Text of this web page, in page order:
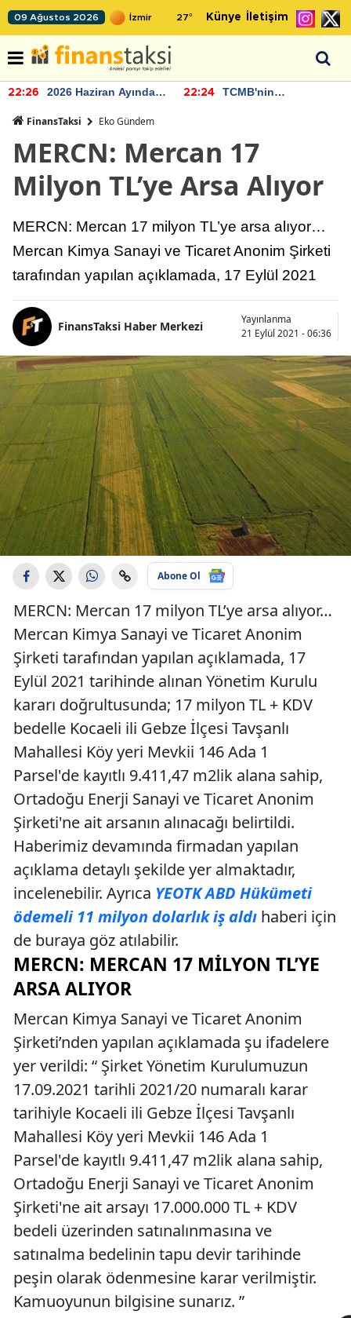
09 Ağustos 2026 27° Künye İletişim
22:26
2026 Haziran Ayında
22:24
TCMB'nin
FinansTaksi Eko Gündem
MERCN: Mercan 17
Milyon TL’ye Arsa Alıyor
MERCN: Mercan 17 milyon TL’ye arsa alıyor…
Mercan Kimya Sanayi ve Ticaret Anonim Şirketi
tarafından yapılan açıklamada, 17 Eylül 2021
FinansTaksi Haber Merkezi
Yayınlanma
21 Eylül 2021 - 06:36
Abone Ol
MERCN: Mercan 17 milyon TL’ye arsa alıyor…
Mercan Kimya Sanayi ve Ticaret Anonim
Şirketi tarafından yapılan açıklamada, 17
Eylül 2021 tarihinde alınan Yönetim Kurulu
kararı doğrultusunda; 17 milyon TL + KDV
bedelle Kocaeli ili Gebze İlçesi Tavşanlı
Mahallesi Köy yeri Mevkii 146 Ada 1
Parsel'de kayıtlı 9.411,47 m2lik alana sahip,
Ortadoğu Enerji Sanayi ve Ticaret Anonim
Şirketi'ne ait arsanın alınacağı belirtildi.
Haberimiz devamında firmadan yapılan
açıklama detaylı şekilde yer almaktadır,
incelenebilir. Ayrıca YEOTK ABD Hükümeti
ödemeli 11 milyon dolarlık iş aldı haberi için
de buraya göz atılabilir.
MERCN: MERCAN 17 MILYON TL’YE
ARSA ALIYOR
Mercan Kimya Sanayi ve Ticaret Anonim
Şirketi’nden yapılan açıklamada şu ifadelere
yer verildi: “ Şirket Yönetim Kurulumuzun
17.09.2021 tarihli 2021/20 numaralı karar
tarihiyle Kocaeli ili Gebze İlçesi Tavşanlı
Mahallesi Köy yeri Mevkii 146 Ada 1
Parsel'de kayıtlı 9.411,47 m2lik alana sahip,
Ortadoğu Enerji Sanayi ve Ticaret Anonim
Şirketi'ne ait arsayı 17.000.000 TL + KDV
bedeli üzerinden satınalınmasına ve
satınalma bedelinin tapu devir tarihinde
peşin olarak ödenmesine karar verilmiştir.
Kamuoyunun bilgisine sunarız. ”